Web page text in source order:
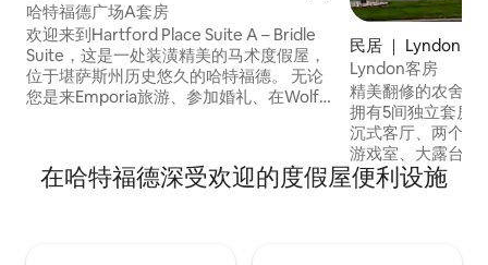
哈特福德广场A套房
欢迎来到Hartford Place Suite A – Bridle
Suite，这是一处装潢精美的马术度假屋，
位于堪萨斯州历史悠久的哈特福德。 无论
您是来Emporia旅游、参加婚礼、在Wolf
Red Barn和Bobwhite Vines仅10–12分钟路
民居 ｜ Lyndon
Lyndon客房
精美翻修的农舍，
拥有5间独立套房
沉式客厅、两个餐
游戏室、大露台、
遮荫庭院。 步行
披萨店、咖啡馆、
在哈特福德深受欢迎的度假屋便利设施